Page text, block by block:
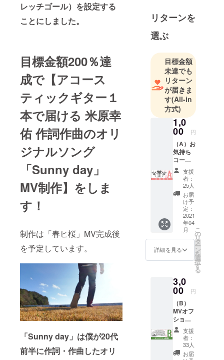
レッチゴール）を設定する
ことにしました。
目標金額200％達
成で【アコース
ティックギター１
本で届ける 米原幸
佑 作詞作曲のオリ
ジナルソング
「Sunny day」
MV制作】をしま
す！
制作は「春ヒ桜」MV完成後
を予定しています。
「Sunny day」は僕が20代
前半に作詞・作曲したオリ
楽ユニット
「ヨースケ
コースケ」
としても活
動中。
リターンを
選ぶ
目標金額
未達でも
リターン
が届きま
す(All-in
方式)
1,0
00 円
（A）お
気持ち
コース
▼お礼
のメッ
セージ -
-- 気持
ちばか
りです
が、
メール
でお礼
のメッ
セージ
をお送
りしま
つか
会って
話せる
日が来
たら
「あの
時の私
です」
と言っ
て下さ
支援
者：
25人
お届
け予
定：
2021
年04
月
詳細を見る
こ
の
リ
タ
ー
ン
を
選
択
す
る
3,0
00 円
（B）
MVオフ
ショ画
像コー
ス
▼「春
ヒ桜」
支援
者：
33人
お届